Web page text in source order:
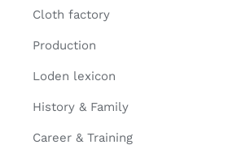
Cloth factory
Production
Loden lexicon
History & Family
Career & Training